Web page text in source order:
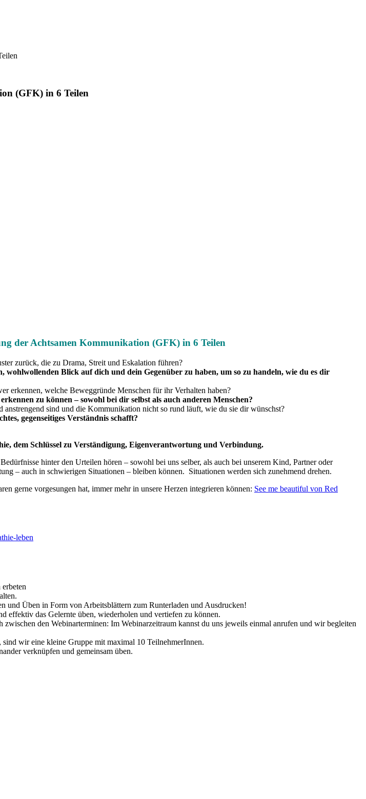
(GFK) in 6 Teilen
der Achtsamen Kommunikation (GFK) in 6 Teilen
zurück, die zu Drama, Streit und Eskalation führen?
Blick auf dich und dein Gegenüber zu haben, um so zu handeln, wie du es dir
erkennen, welche Beweggründe Menschen für ihr Verhalten haben?
zu können – sowohl bei dir selbst als auch anderen Menschen?
sind und die Kommunikation nicht so rund läuft, wie du sie dir wünschst?
gegenseitiges Verständnis schafft?
dem Schlüssel zu Verständigung, Eigenverantwortung und Verbindung.
hinter den Urteilen hören – sowohl bei uns selber, als auch bei unserem Kind, Partner oder
– auch in schwierigen Situationen – bleiben können. Situationen werden sich zunehmend drehen.
gerne vorgesungen hat, immer mehr in unsere Herzen integrieren können: See me beautiful von Red
leben
und Üben in Form von Arbeitsblättern zum Runterladen und Ausdrucken!
effektiv das Gelernte üben, wiederholen und vertiefen zu können.
den Webinarterminen: Im Webinarzeitraum kannst du uns jeweils einmal anrufen und wir begleiten
wir eine kleine Gruppe mit maximal 10 TeilnehmerInnen.
verknüpfen und gemeinsam üben.